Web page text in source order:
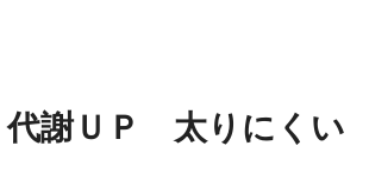
謝ＵＰ 太りにくい